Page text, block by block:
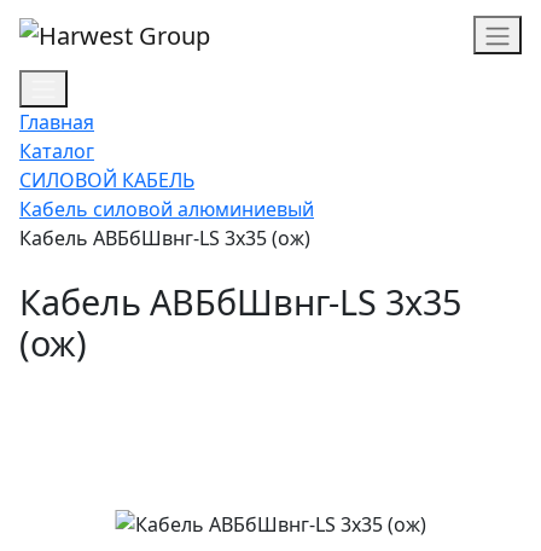
Главная
Каталог
СИЛОВОЙ КАБЕЛЬ
Кабель силовой алюминиевый
Кабель АВБбШвнг-LS 3х35 (ож)
Кабель АВБбШвнг-LS 3х35
(ож)